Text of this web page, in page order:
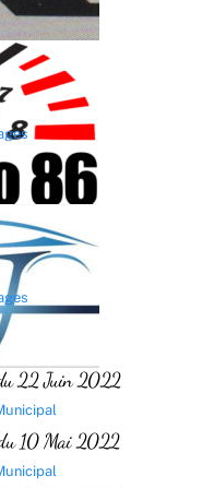
du 22 Juin 2022
du 10 Mai 2022